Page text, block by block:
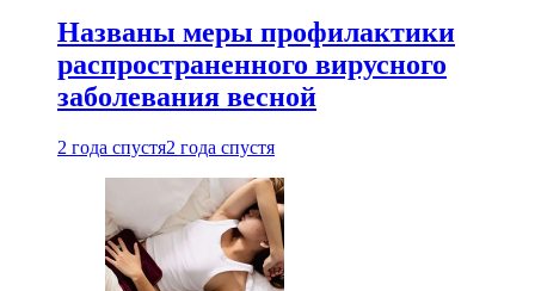
Названы меры профилактики
распространенного вирусного
заболевания весной
2 года спустя2 года спустя